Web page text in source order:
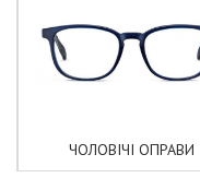
ЧОЛОВІЧІ ОПРАВИ